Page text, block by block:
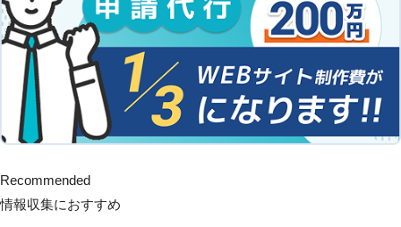
Recommended
情報収集におすすめ